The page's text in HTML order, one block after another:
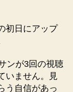
初日にアップ
ンが3回の視聴
いません。見
う自信があっ